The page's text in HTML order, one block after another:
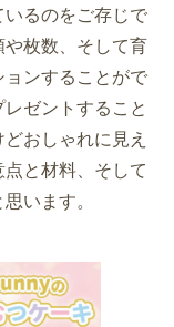
るのをご存じで
枚数、そして育
ョンすることがで
ゼントすること
おしゃれに見え
と材料、そして
います。